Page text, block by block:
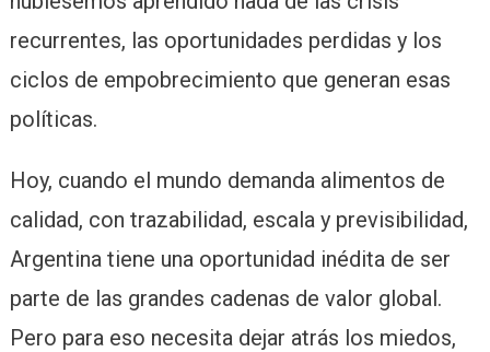
recurrentes, las oportunidades perdidas y los
ciclos de empobrecimiento que generan esas
políticas.
Hoy, cuando el mundo demanda alimentos de
calidad, con trazabilidad, escala y previsibilidad,
Argentina tiene una oportunidad inédita de ser
parte de las grandes cadenas de valor global.
Pero para eso necesita dejar atrás los miedos,